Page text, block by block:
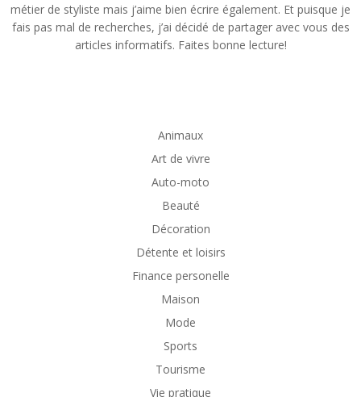
métier de styliste mais j’aime bien écrire également. Et puisque je
fais pas mal de recherches, j’ai décidé de partager avec vous des
articles informatifs. Faites bonne lecture!
Animaux
Art de vivre
Auto-moto
Beauté
Décoration
Détente et loisirs
Finance personelle
Maison
Mode
Sports
Tourisme
Vie pratique